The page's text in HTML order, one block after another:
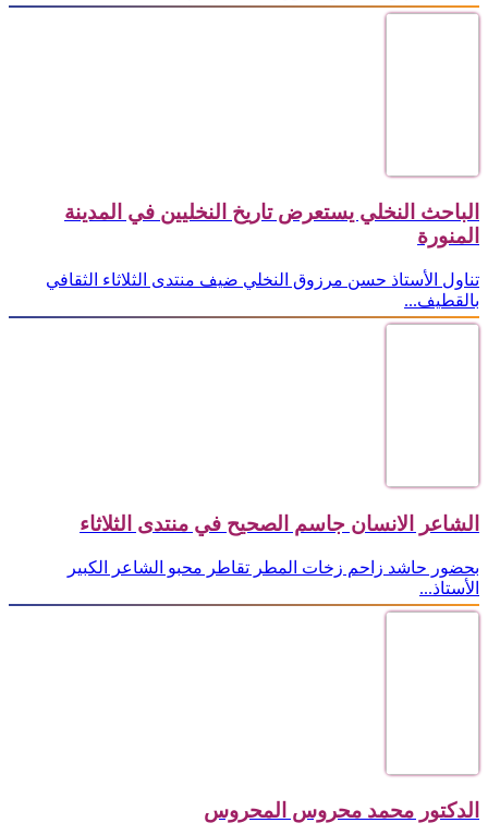
الباحث النخلي يستعرض تاريخ النخليين في المدينة
المنورة
تناول الأستاذ حسن مرزوق النخلي ضيف منتدى الثلاثاء الثقافي
بالقطيف...
الشاعر الانسان جاسم الصحيح في منتدى الثلاثاء
بحضور حاشد زاحم زخات المطر تقاطر محبو الشاعر الكبير
الأستاذ...
الدكتور محمد محروس المحروس